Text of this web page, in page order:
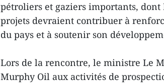
pétroliers et gaziers importants, dont
projets devraient contribuer à
du pays et à soutenir son
Lors de la rencontre, le ministre Le
Murphy Oil aux activités de